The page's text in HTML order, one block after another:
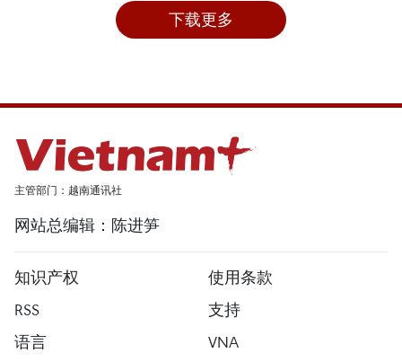
下载更多
主管部门：越南通讯社
网站总编辑：陈进笋
知识产权
使用条款
RSS
支持
语言
VNA